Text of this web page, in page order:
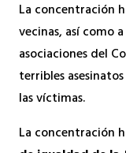
La concentración
vecinas, así como
asociaciones del
terribles
las víctimas.
La concentración